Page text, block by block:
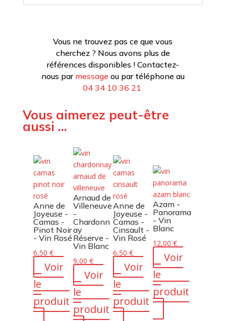
Vous ne trouvez pas ce que vous
cherchez ? Nous avons plus de
références disponibles ! Contactez-
nous par messageou par téléphone au
04 34 10 36 21
Vous aimerez peut-être
aussi …
Anne de
Joyeuse -
Camas -
Pinot Noir
- Vin Rosé
6,50€
Voir
le
produit
Arnaud de
Villeneuve
-
Chardonn
ay
Réserve -
Vin Blanc
9,00€
Voir
le
produit
Anne de
Joyeuse -
Camas -
Cinsault -
Vin Rosé
6,50 €
Voir
le
produit
Azam -
Panorama
- Vin
Blanc
12,00 €
Voir
le
produit